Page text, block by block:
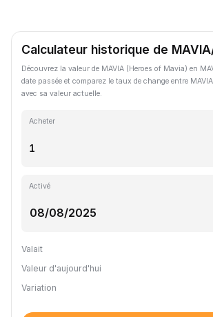
Calculateur historique de
Découvrez la valeur de MAVIA (Heroes of Mavia) en
date passée et comparez le taux de change entre
avec sa valeur actuelle.
Acheter
Activé
Valait
Valeur d'aujourd'hui
Variation